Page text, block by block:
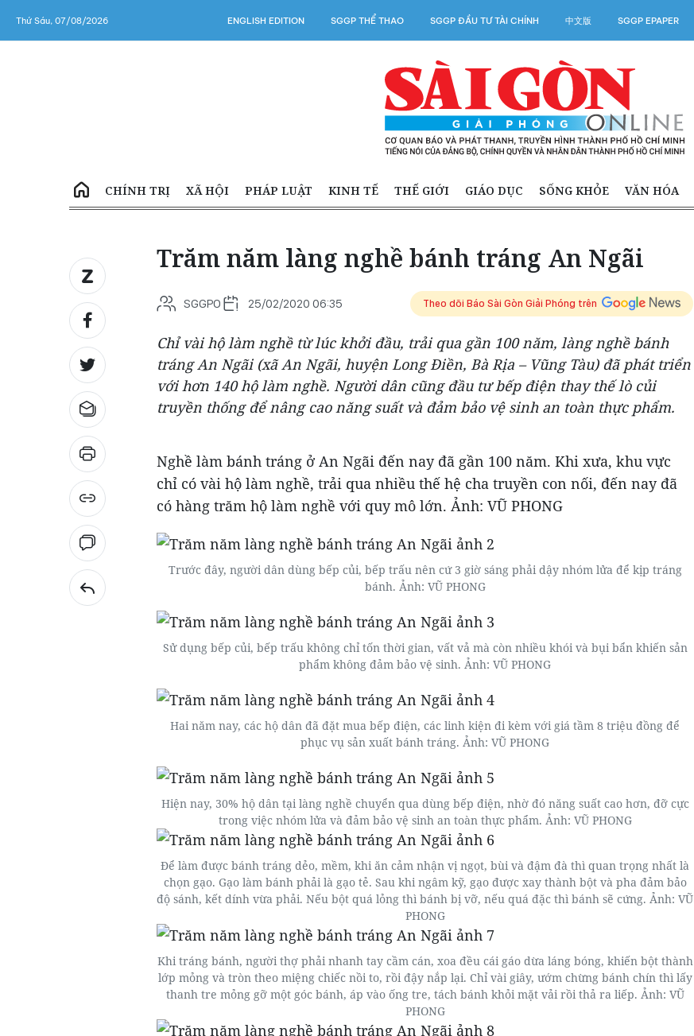
Thứ Sáu, 07/08/2026 ENGLISH EDITION SGGP THỂ THAO SGGP ĐẦU TƯ TÀI CHÍNH 中文版 SGGP EPAPER
CHÍNH TRỊ XÃ HỘI PHÁP LUẬT KINH TẾ THẾ GIỚI GIÁO DỤC SỐNG KHỎE VĂN HÓA
Trăm năm làng nghề bánh tráng An Ngãi
SGGPO 25/02/2020 06:35 Theo dõi Báo Sài Gòn Giải Phóng trên
Chỉ vài hộ làm nghề từ lúc khởi đầu, trải qua gần 100 năm, làng nghề bánh
tráng An Ngãi (xã An Ngãi, huyện Long Điền, Bà Rịa – Vũng Tàu) đã phát triển
với hơn 140 hộ làm nghề. Người dân cũng đầu tư bếp điện thay thế lò củi
truyền thống để nâng cao năng suất và đảm bảo vệ sinh an toàn thực phẩm.
Nghề làm bánh tráng ở An Ngãi đến nay đã gần 100 năm. Khi xưa, khu vực
chỉ có vài hộ làm nghề, trải qua nhiều thế hệ cha truyền con nối, đến nay đã
có hàng trăm hộ làm nghề với quy mô lớn. Ảnh: VŨ PHONG
Trước đây, người dân dùng bếp củi, bếp trấu nên cứ 3 giờ sáng phải dậy nhóm lửa để kịp tráng
bánh. Ảnh: VŨ PHONG
Sử dụng bếp củi, bếp trấu không chỉ tốn thời gian, vất vả mà còn nhiều khói và bụi bẩn khiến sản
phẩm không đảm bảo vệ sinh. Ảnh: VŨ PHONG
Hai năm nay, các hộ dân đã đặt mua bếp điện, các linh kiện đi kèm với giá tầm 8 triệu đồng để
phục vụ sản xuất bánh tráng. Ảnh: VŨ PHONG
Hiện nay, 30% hộ dân tại làng nghề chuyển qua dùng bếp điện, nhờ đó năng suất cao hơn, đỡ cực
trong việc nhóm lửa và đảm bảo vệ sinh an toàn thực phẩm. Ảnh: VŨ PHONG
Để làm được bánh tráng dẻo, mềm, khi ăn cảm nhận vị ngọt, bùi và đậm đà thì quan trọng nhất là
chọn gạo. Gạo làm bánh phải là gạo tẻ. Sau khi ngâm kỹ, gạo được xay thành bột và pha đảm bảo
độ sánh, kết dính vừa phải. Nếu bột quá lỏng thì bánh bị vỡ, nếu quá đặc thì bánh sẽ cứng. Ảnh: VŨ
PHONG
Khi tráng bánh, người thợ phải nhanh tay cầm cán, xoa đều cái gáo dừa láng bóng, khiến bột thành
lớp mỏng và tròn theo miệng chiếc nồi to, rồi đậy nắp lại. Chỉ vài giây, ướm chừng bánh chín thì lấy
thanh tre mỏng gỡ một góc bánh, áp vào ống tre, tách bánh khỏi mặt vải rồi thả ra liếp. Ảnh: VŨ
PHONG